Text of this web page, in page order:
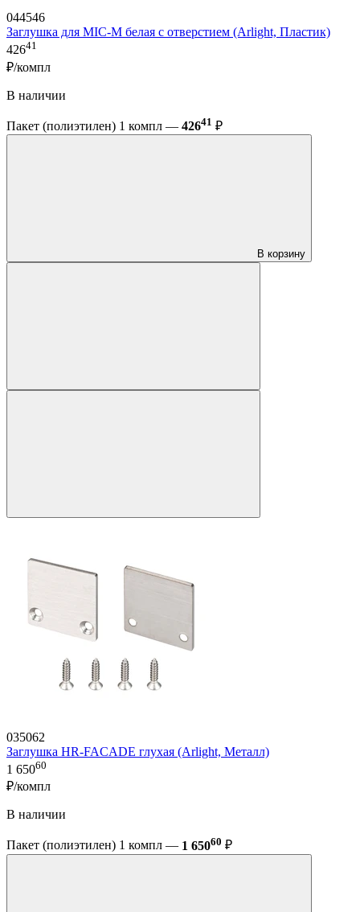
044546
Заглушка для MIC-M белая с отверстием (Arlight, Пластик)
42641
₽/компл
В наличии
Пакет (полиэтилен) 1 компл — 42641 ₽
В корзину
035062
Заглушка HR-FACADE глухая (Arlight, Металл)
1 65060
₽/компл
В наличии
Пакет (полиэтилен) 1 компл — 1 65060 ₽